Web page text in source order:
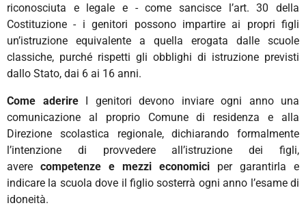
riconosciuta e legale e - come sancisce l’art. 30 della
Costituzione - i genitori possono impartire ai propri figli
un’istruzione equivalente a quella erogata dalle scuole
classiche, purché rispetti gli obblighi di istruzione previsti
dallo Stato, dai 6 ai 16 anni.
Come aderire I genitori devono inviare ogni anno una
comunicazione al proprio Comune di residenza e alla
Direzione scolastica regionale, dichiarando formalmente
l’intenzione di provvedere all’istruzione dei figli,
avere competenze e mezzi economici per garantirla e
indicare la scuola dove il figlio sosterrà ogni anno l’esame di
idoneità.